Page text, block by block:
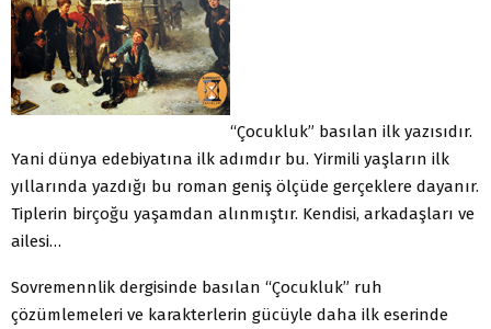
“Çocukluk” basılan ilk yazısıdır.
Yani dünya edebiyatına ilk adımdır bu. Yirmili yaşların ilk
yıllarında yazdığı bu roman geniş ölçüde gerçeklere dayanır.
Tiplerin birçoğu yaşamdan alınmıştır. Kendisi, arkadaşları ve
ailesi…
Sovremennlik dergisinde basılan “Çocukluk” ruh
çözümlemeleri ve karakterlerin gücüyle daha ilk eserinde